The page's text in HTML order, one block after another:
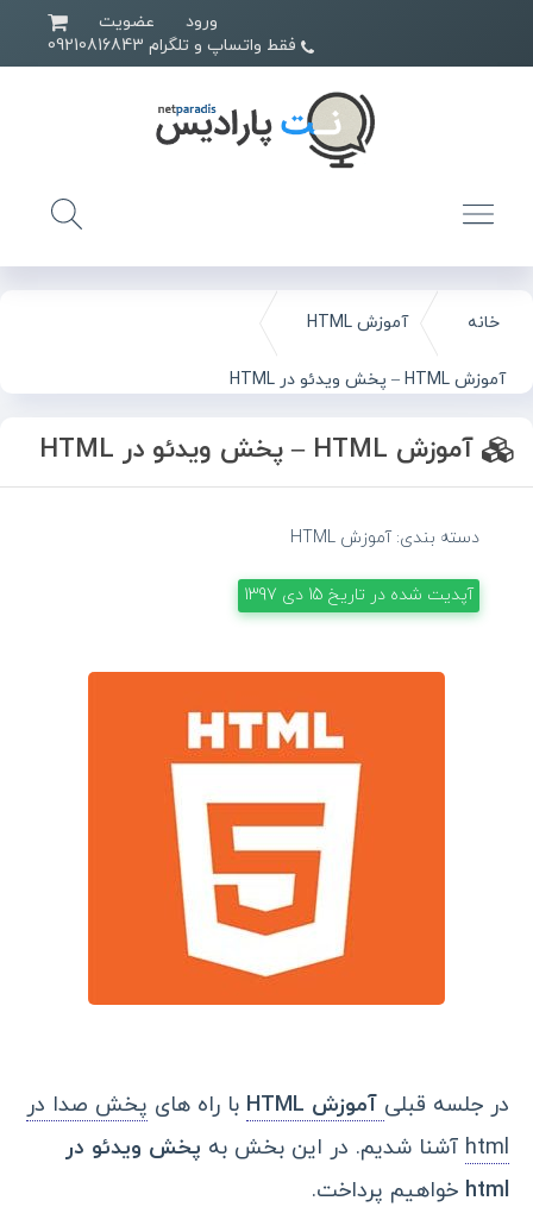
ورود
عضویت
خانه آموزش HTML
آموزش HTML – پخش ویدئو در HTML
آموزش HTML – پخش ویدئو در HTML
دسته بندی:آموزش HTML
آپدیت شده در تاریخ 15 دی 1397
در جلسه قبلی آموزش HTML با راه های پخش صدا در
html آشنا شدیم. در این بخش به پخش ویدئو در
html خواهیم پرداخت.